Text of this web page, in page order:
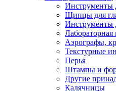
Инструменты
Щипцы для
Инструменты
Лабораторная
Аэрографы,
Текстурные
Перья
Штампы и
Другие
Калячницы